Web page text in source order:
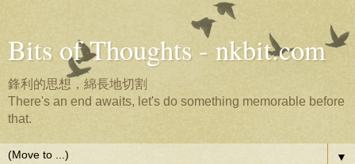
Bits of Thoughts - nkbit.com
鋒利的思想，綿長地切割
There's an end awaits, let's do something memorable before
that.
▼